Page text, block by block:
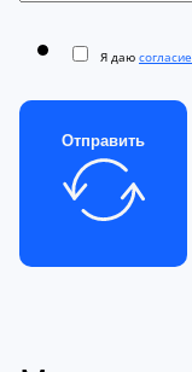
Я даю
Отправить